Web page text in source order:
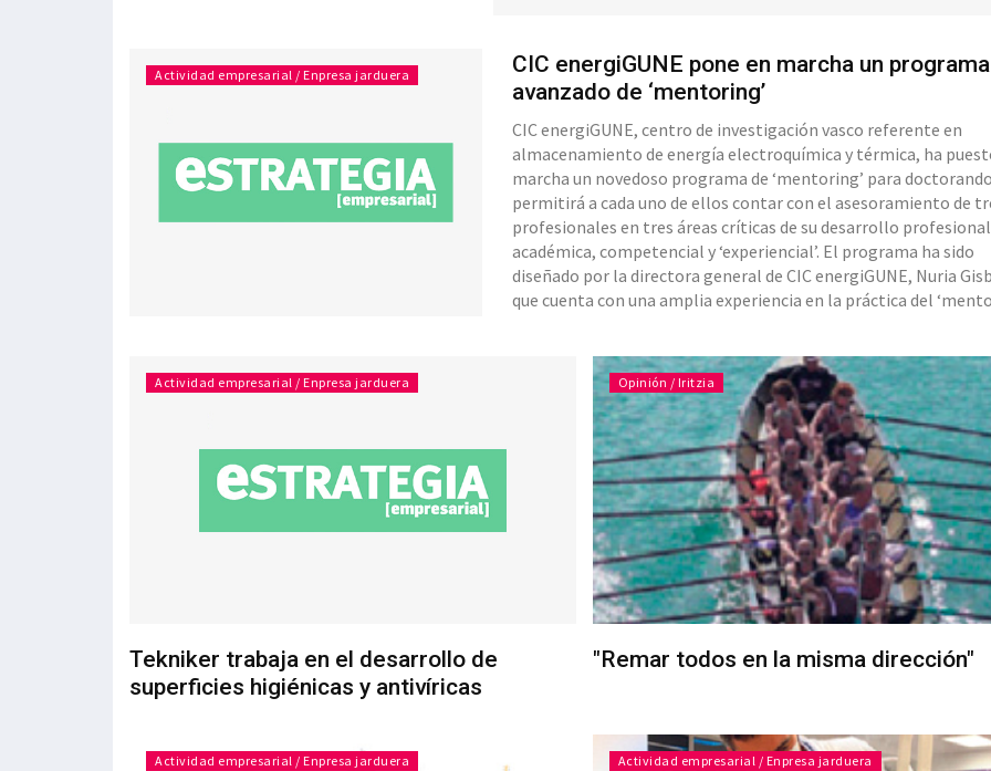
el sistema sanitario. Neiker, Gaiker, CIC
bioGUNE
Actividad empresarial / Enpresa jarduera
CIC energiGUNE pone en marcha un programa
avanzado de ‘mentoring’
CIC energiGUNE, centro de investigación vasco referente en
almacenamiento de energía electroquímica y térmica, ha
marcha un novedoso programa de ‘mentoring’ para
permitirá a cada uno de ellos contar con el asesoramiento de
profesionales en tres áreas críticas de su desarrollo
académica, competencial y ‘experiencial’. El programa ha sido
diseñado por la directora general de CIC energiGUNE, Nuria
que cuenta con una amplia experiencia en la práctica del
Actividad empresarial / Enpresa jarduera
Tekniker trabaja en el desarrollo de
superficies higiénicas y antivíricas
Opinión / Iritzia
"Remar todos en la misma dirección"
Actividad empresarial / Enpresa jarduera Actividad empresarial / Enpresa jarduera